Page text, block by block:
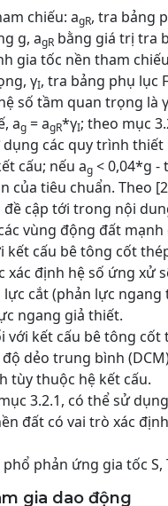
chiếu: agR, tra bảng
g, agR bằng giá trị tra
gia tốc nền tham
γI, tra bảng phụ lục
số tầm quan trọng là γ
ag = agR*γI; theo mục
các quy trình
cấu; nếu ag < 0,04*g -
của tiêu chuẩn. Theo
cập tới trong nội
vùng động đất mạnh
kết cấu bê tông cốt
định hệ số ứng xử
cắt (phản lực
ngang giả thiết.
với kết cấu bê tông
dẻo trung bình
tùy thuộc hệ kết cấu.
3.2.1, có thể sử
đất có vai trò xác
phản ứng gia tốc S,
gia dao động